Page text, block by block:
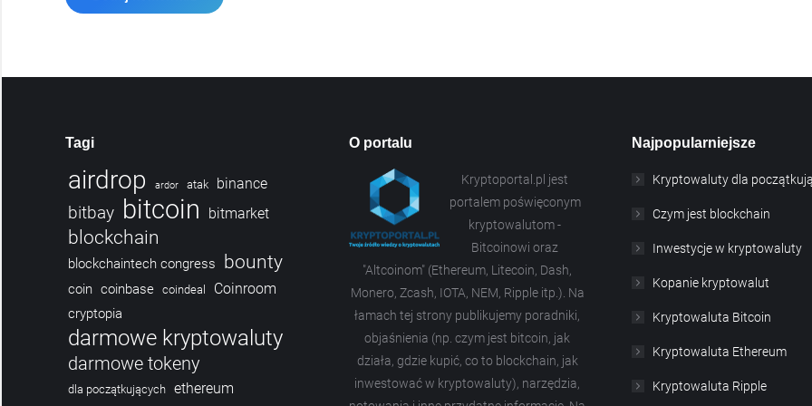
Tagi
airdrop ardor atak binance
bitbay bitcoin bitmarket
blockchain
blockchaintech congress bounty
coin coinbase coindeal Coinroom
cryptopia
darmowe kryptowaluty
darmowe tokeny
dla początkujących ethereum
O portalu
Kryptoportal.pl jest
portalem poświęconym
kryptowalutom -
Bitcoinowi oraz
"Altcoinom" (Ethereum, Litecoin, Dash,
Monero, Zcash, IOTA, NEM, Ripple itp.). Na
łamach tej strony publikujemy poradniki,
objaśnienia (np. czym jest bitcoin, jak
działa, gdzie kupić, co to blockchain, jak
inwestować w kryptowaluty), narzędzia,
Najpopularniejsze
Kryptowaluty dla
Czym jest blockchain
Inwestycje w kryptowaluty
Kopanie kryptowalut
Kryptowaluta Bitcoin
Kryptowaluta Ethereum
Kryptowaluta Ripple